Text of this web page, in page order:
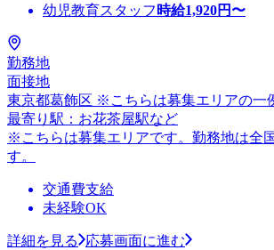
幼児教育スタッフ 時給1,920円〜
勤務地
面接地
東京都葛飾区 ※こちらは募集エリアの一
最寄り駅：お花茶屋駅など
※こちらは募集エリアです。勤務地は全
す。
交通費支給
未経験OK
詳細を見る
応募画面に進む